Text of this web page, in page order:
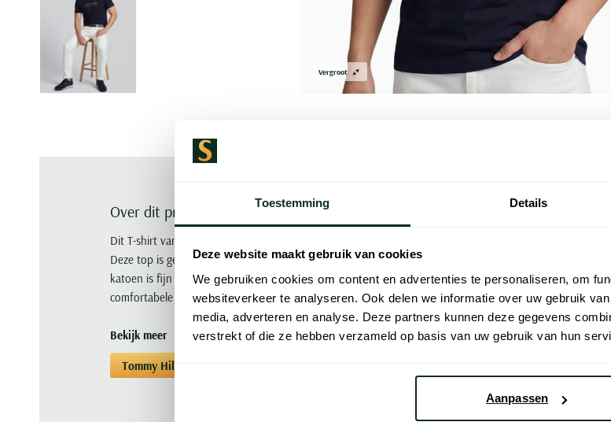
Toestemming Details
Deze website maakt gebruik van cookies
We gebruiken cookies om content en advertenties te personaliseren, om
websiteverkeer te analyseren. Ook delen we informatie over uw gebruik
media, adverteren en analyse. Deze partners kunnen deze gegevens
verstrekt of die ze hebben verzameld op basis van uw gebruik van hun
Aanpassen
Vergroot
Over dit product
Dit T-shirt van Tommy Hilfiger heeft een Regular Fit in donkerblauw en is effen uitgevoerd.
Deze top is gemaakt van 100% katoen en heeft een ronde hals met korte mouwen. Het
katoen is fijn en past goed bij de zomer. Draag dit T-shirt op een warme dag wanneer je een
comfortabele basic zoekt.
Bekijk meer
Tommy Hilfiger